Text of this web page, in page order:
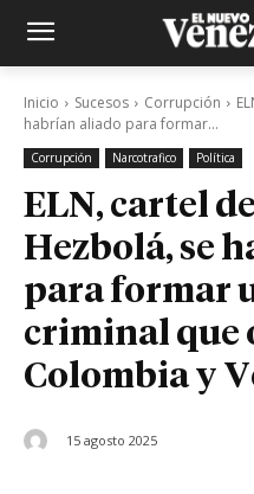
Inicio Sucesos Corrupción
habrían aliado para formar...
Corrupción Narcotrafico Política
ELN, cartel
Hezbolá, se
para formar
criminal que
Colombia y
15 agosto 2025